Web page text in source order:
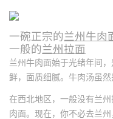
一碗正宗的兰州牛肉
一般的兰州拉面
兰州牛肉面始于光绪年间
鲜，面质细腻。牛肉汤虽
在西北地区，一般没有兰
肉面。现在，你不必去兰